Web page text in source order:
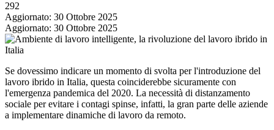
292
Aggiornato: 30 Ottobre 2025
Aggiornato: 30 Ottobre 2025
Se dovessimo indicare un momento di svolta per l'introduzione del
lavoro ibrido in Italia, questa coinciderebbe sicuramente con
l'emergenza pandemica del 2020. La necessità di distanzamento
sociale per evitare i contagi spinse, infatti, la gran parte delle aziende
a implementare dinamiche di lavoro da remoto.